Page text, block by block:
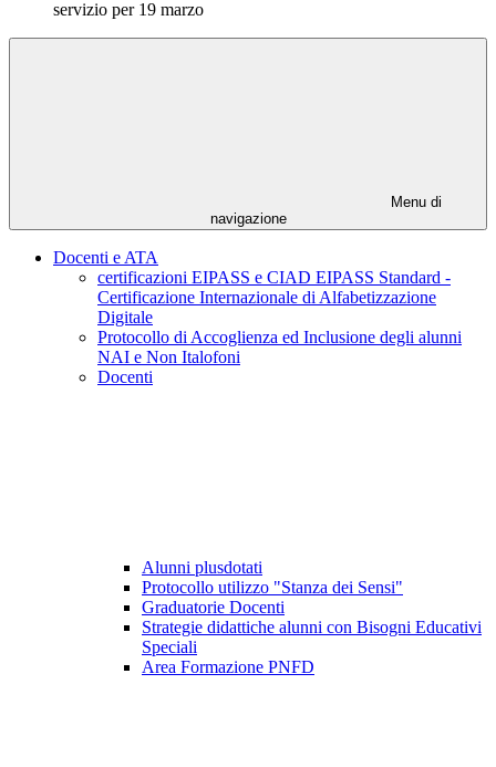
servizio per 19 marzo
Menu di
navigazione
Docenti e ATA
certificazioni EIPASS e CIAD EIPASS Standard -
Certificazione Internazionale di Alfabetizzazione
Digitale
Protocollo di Accoglienza ed Inclusione degli alunni
NAI e Non Italofoni
Docenti
Alunni plusdotati
Protocollo utilizzo "Stanza dei Sensi"
Graduatorie Docenti
Strategie didattiche alunni con Bisogni Educativi
Speciali
Area Formazione PNFD